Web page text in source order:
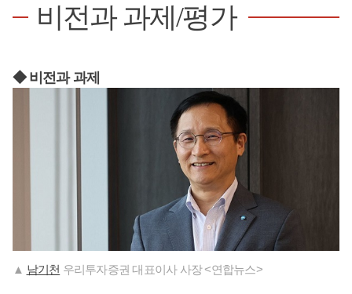
비전과 과제/평가
◆ 비전과 과제
▲ 남기천 우리투자증권 대표이사 사장 <연합뉴스>